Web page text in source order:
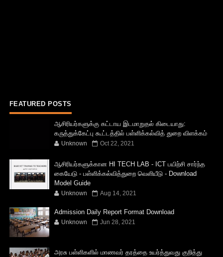
FEATURED POSTS
ஆசிரியர்களுக்கு கட்டாய இடமாறுதல் கிடையாது:
கருத்துக்கேட்பு கூட்டத்தில் பள்ளிக்கல்வித் துறை விளக்கம்
Unknown Oct 22, 2021
ஆசிரியர்களுக்கான HI TECH LAB - ICT பயிற்சி சார்ந்த
கையேடு - பள்ளிக்கல்வித்துறை வெளியீடு - Download
Model Guide
Unknown Aug 14, 2021
Admission Daily Report Format Download
Unknown Jun 28, 2021
அரசு பள்ளிகளில் மாணவர் தரத்தை உயர்த்துவது குறித்து